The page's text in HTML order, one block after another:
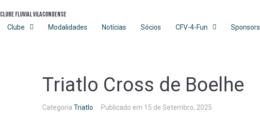
to
content
Clube Fluvial Vilacondense
Clube Modalidades Notícias Sócios CFV-4-Fun Sponsors
Triatlo Cross de Boelhe
Categoria Triatlo Publicado em 15 de Setembro, 2025